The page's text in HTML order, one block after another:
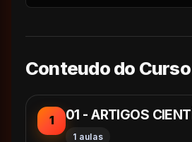
Conteudo do Curso
1 01 - ARTIGOS
1 aulas